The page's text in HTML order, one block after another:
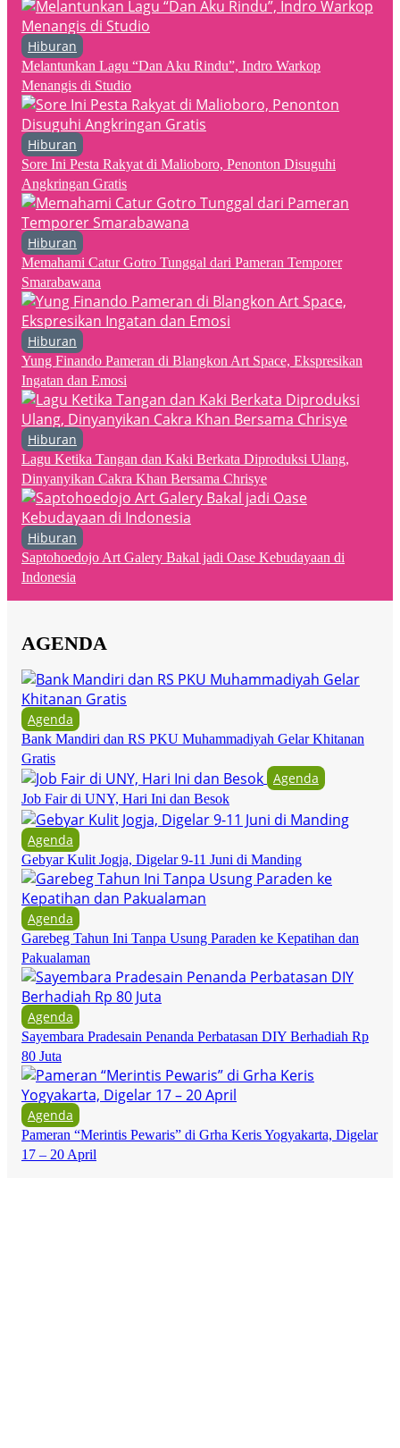
Hiburan
Melantunkan Lagu “Dan Aku Rindu”, Indro Warkop
Menangis di Studio
Hiburan
Sore Ini Pesta Rakyat di Malioboro, Penonton Disuguhi
Angkringan Gratis
Hiburan
Memahami Catur Gotro Tunggal dari Pameran Temporer
Smarabawana
Hiburan
Yung Finando Pameran di Blangkon Art Space, Ekspresikan
Ingatan dan Emosi
Hiburan
Lagu Ketika Tangan dan Kaki Berkata Diproduksi Ulang,
Dinyanyikan Cakra Khan Bersama Chrisye
Hiburan
Saptohoedojo Art Galery Bakal jadi Oase Kebudayaan di
Indonesia
AGENDA
Agenda
Bank Mandiri dan RS PKU Muhammadiyah Gelar Khitanan
Gratis
Agenda
Job Fair di UNY, Hari Ini dan Besok
Agenda
Gebyar Kulit Jogja, Digelar 9-11 Juni di Manding
Agenda
Garebeg Tahun Ini Tanpa Usung Paraden ke Kepatihan dan
Pakualaman
Agenda
Sayembara Pradesain Penanda Perbatasan DIY Berhadiah Rp
80 Juta
Agenda
Pameran “Merintis Pewaris” di Grha Keris Yogyakarta, Digelar
17 – 20 April